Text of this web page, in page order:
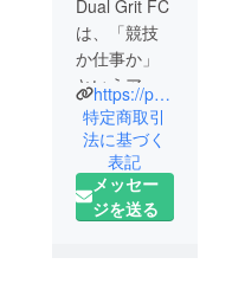
Dual Grit FC
は、「競技
か仕事か」
というアス
リートの二
者択一をな
くすために
活動する、
両立型フッ
https://prtimes.jp/main/html/rd/p/000000100.000034549.html
特定商取引
法に基づく
表記
メッセー
ジを送る